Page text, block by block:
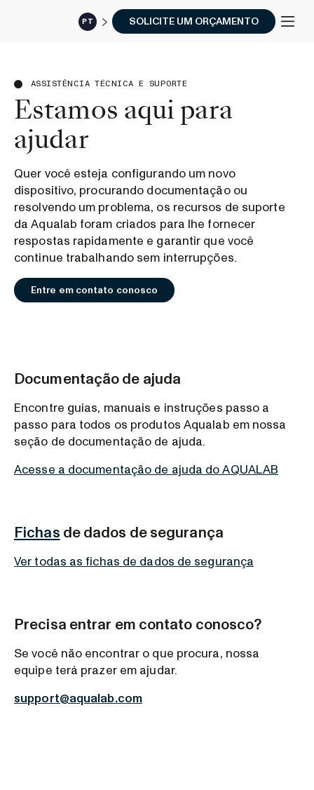
PT SOLICITE UM ORÇAMENTO
ASSISTÊNCIA TÉCNICA E SUPORTE
Estamos aqui para
ajudar
Quer você esteja configurando um novo
dispositivo, procurando documentação ou
resolvendo um problema, os recursos de suporte
da Aqualab foram criados para lhe fornecer
respostas rapidamente e garantir que você
continue trabalhando sem interrupções.
Entre em contato conosco
Documentação de ajuda
Encontre guias, manuais e instruções passo a
passo para todos os produtos Aqualab em nossa
seção de documentação de ajuda.
Acesse a documentação de ajuda do AQUALAB
Fichas de dados de segurança‍
Ver todas as fichas de dados de segurança
Precisa entrar em contato conosco?
Se você não encontrar o que procura, nossa
equipe terá prazer em ajudar.
support@aqualab.com